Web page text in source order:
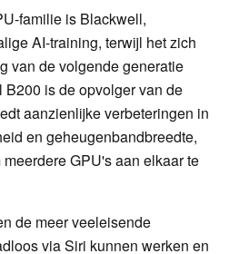
familie is Blackwell,
AI-training, terwijl het zich
van de volgende generatie
is de opvolger van de
aanzienlijke verbeteringen in
en geheugenbandbreedte,
GPU's aan elkaar te
de meer veeleisende
via Siri kunnen werken en